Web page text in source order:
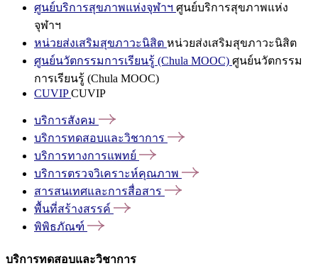
ศูนย์บริการสุขภาพแห่งจุฬาฯ ศูนย์บริการสุขภาพแห่ง
จุฬาฯ
หน่วยส่งเสริมสุขภาวะนิสิต หน่วยส่งเสริมสุขภาวะนิสิต
ศูนย์นวัตกรรมการเรียนรู้ (Chula MOOC) ศูนย์นวัตกรรม
การเรียนรู้ (Chula MOOC)
CUVIPCUVIP
บริการสังคม
บริการทดสอบและวิชาการ
บริการทางการแพทย์
บริการตรวจวิเคราะห์คุณภาพ
สารสนเทศและการสื่อสาร
พื้นที่สร้างสรรค์
พิพิธภัณฑ์
บริการทดสอบและวิชาการ